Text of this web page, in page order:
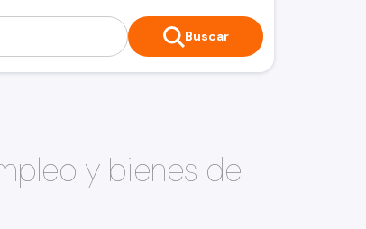
Buscar
y bienes de